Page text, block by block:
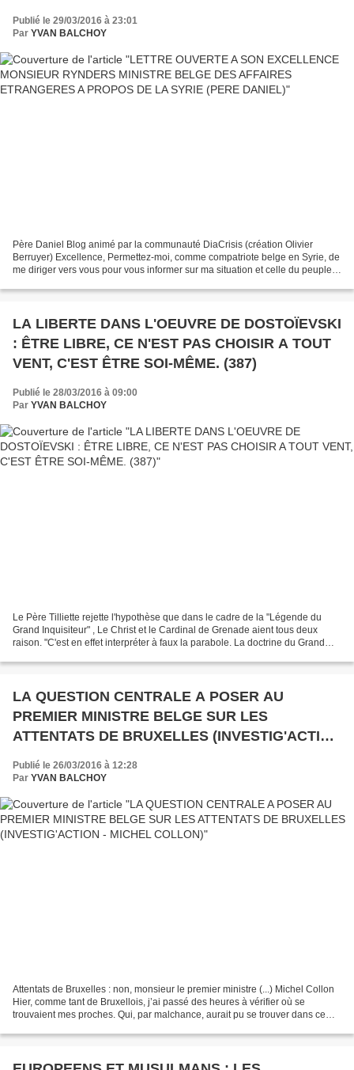
Publié le 29/03/2016 à 23:01
Par YVAN BALCHOY
Père Daniel Blog animé par la communauté DiaCrisis (création Olivier
Berruyer) Excellence, Permettez-moi, comme compatriote belge en Syrie, de
me diriger vers vous pour vous informer sur ma situation et celle du peuple
LA LIBERTE DANS L'OEUVRE DE DOSTOÏEVSKI
: ÊTRE LIBRE, CE N'EST PAS CHOISIR A TOUT
VENT, C'EST ÊTRE SOI-MÊME. (387)
Publié le 28/03/2016 à 09:00
Par YVAN BALCHOY
Le Père Tilliette rejette l'hypothèse que dans le cadre de la "Légende du
Grand Inquisiteur" , Le Christ et le Cardinal de Grenade aient tous deux
raison. "C'est en effet interpréter à faux la parabole. La doctrine du Grand
LA QUESTION CENTRALE A POSER AU
PREMIER MINISTRE BELGE SUR LES
ATTENTATS DE BRUXELLES (INVESTIG'ACTION
Publié le 26/03/2016 à 12:28
Par YVAN BALCHOY
Attentats de Bruxelles : non, monsieur le premier ministre (...) Michel Collon
Hier, comme tant de Bruxellois, j’ai passé des heures à vérifier où se
trouvaient mes proches. Qui, par malchance, aurait pu se trouver dans ce